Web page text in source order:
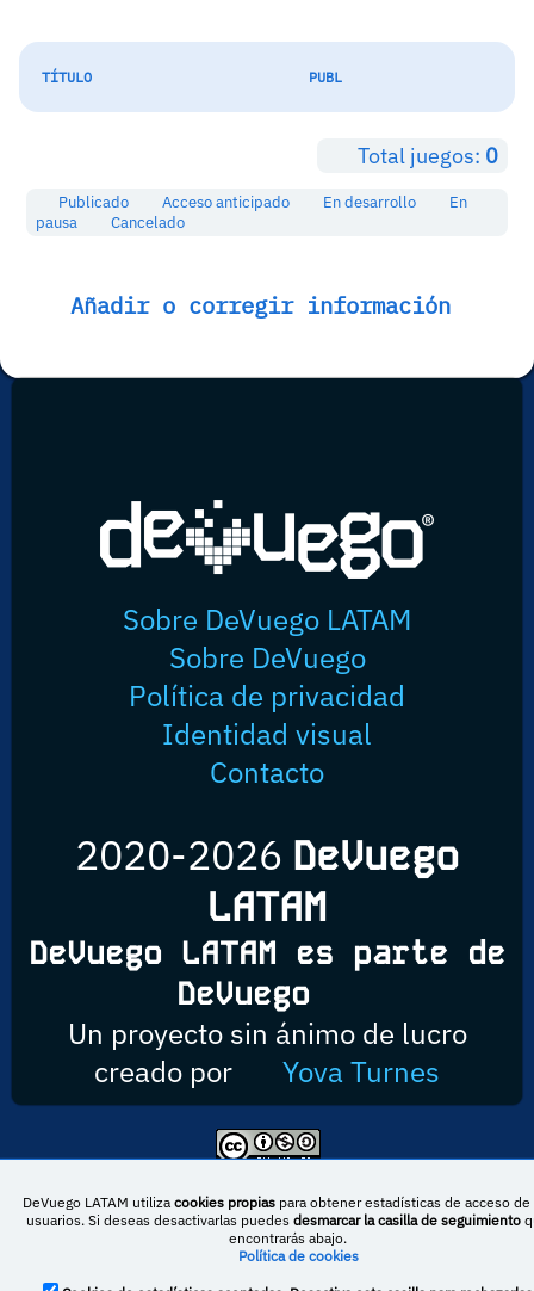
TÍTULO PUBL
Total juegos: 0
Publicado Acceso anticipado En desarrollo
En
pausa
Cancelado
Añadir o corregir información
Sobre DeVuego LATAM
Sobre DeVuego
Política de privacidad
Identidad visual
Contacto
2020-2026 DeVuego
LATAM
DeVuego LATAM es parte de
DeVuego
Un proyecto sin ánimo de lucro
creado por
Yova Turnes
DeVuego LATAM utiliza cookies propiaspara obtener estadísticas de acceso de
usuarios. Si deseas desactivarlas puedes desmarcar la casilla de seguimiento
encontrarás abajo.
Política de cookies